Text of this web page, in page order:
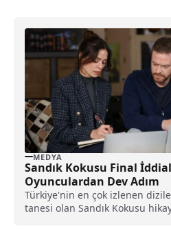
MEDYA
Sandık Kokusu Final
Oyunculardan Dev Adım
Türkiye'nin en çok izlenen
tanesi olan Sandık Kokusu